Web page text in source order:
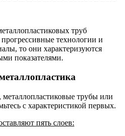
труб
технологии и
то они характеризуются
показателями.
трубы или
с характеристикой первых.
пять слоев: